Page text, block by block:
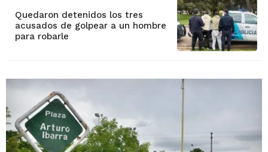
Quedaron detenidos los tres
acusados de golpear a un hombre
para robarle